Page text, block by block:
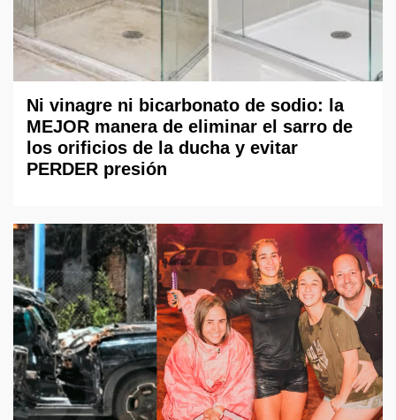
Ni vinagre ni bicarbonato de sodio: la
MEJOR manera de eliminar el sarro de
los orificios de la ducha y evitar
PERDER presión